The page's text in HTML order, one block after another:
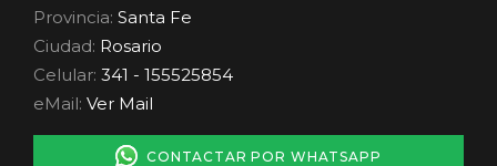
Provincia: Santa Fe
Ciudad: Rosario
Celular: 341 - 155525854
eMail: Ver Mail
CONTACTAR POR WHATSAPP